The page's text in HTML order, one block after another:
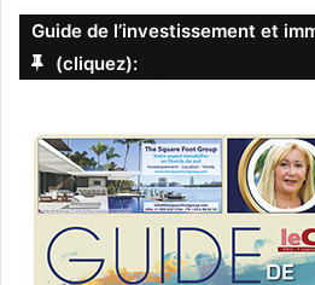
Guide de l’investissement et
(cliquez):